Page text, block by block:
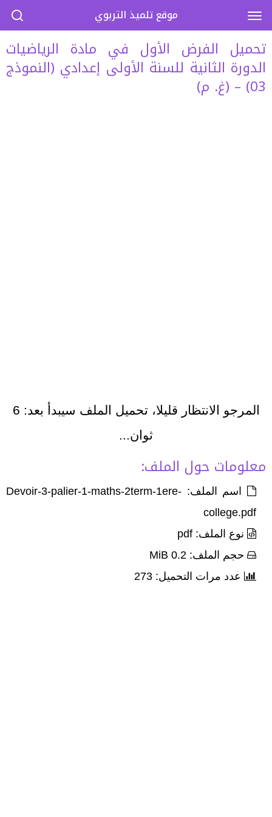
تحميل الفرض الأول في مادة الرياضيات
الدورة الثانية للسنة الأولى إعدادي (النموذج
03) – (غ. م)
المرجو الانتظار قليلا، تحميل الملف سيبدأ بعد: 6
ثوان...
معلومات حول الملف:
اسم الملف: Devoir-3-palier-1-maths-2term-1ere-
college.pdf
نوع الملف: pdf
حجم الملف: 0.2 MiB
عدد مرات التحميل: 273
موقع تلميذ التربوي